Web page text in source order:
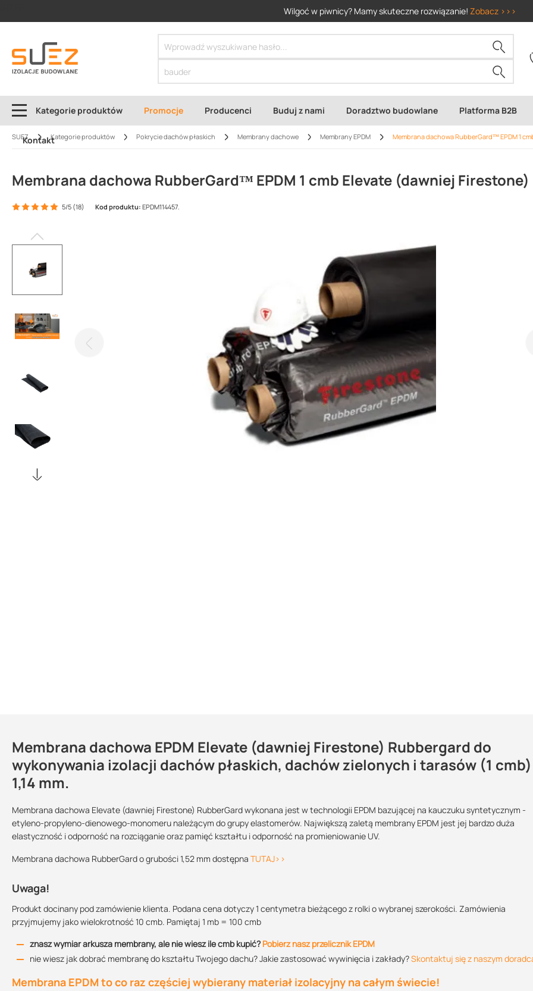
Wilgoć w piwnicy? Mamy skuteczne rozwiązanie! Zobacz >>>
Kategorie produktów Promocje Producenci Buduj z nami Doradztwo budowlane Platforma B2B
Kontakt
SUEZ Kategorie produktów Pokrycie dachów płaskich Membrany dachowe Membrany EPDM Membrana dachowa RubberGard™ EPDM 1
Membrana dachowa RubberGard™ EPDM 1 cmb Elevate (dawniej Firestone)
5/5 (18) Kod produktu: EPDM114457.
Membrana dachowa EPDM Elevate (dawniej Firestone) Rubbergard do
wykonywania izolacji dachów płaskich, dachów zielonych i tarasów (1
1,14 mm.
Membrana dachowa Elevate (dawniej Firestone) RubberGard wykonana jest w technologii EPDM bazującej na kauczuku syntetycznym -
etyleno-propyleno-dienowego-monomeru należącym do grupy elastomerów. Największą zaletą membrany EPDM jest jej bardzo duża
elastyczność i odporność na rozciąganie oraz pamięć kształtu i odporność na promieniowanie UV.
Membrana dachowa RubberGard o grubości 1,52 mm dostępna TUTAJ>>
Uwaga!
Produkt docinany pod zamówienie klienta. Podana cena dotyczy 1 centymetra bieżącego z rolki o wybranej szerokości. Zamówienia
przyjmujemy jako wielokrotność 10 cmb. Pamiętaj 1 mb = 100 cmb
znasz wymiar arkusza membrany, ale nie wiesz ile cmb kupić? Pobierz nasz przelicznik EPDM
nie wiesz jak dobrać membranę do kształtu Twojego dachu? Jakie zastosować wywinięcia i zakłady?Skontaktuj się z naszym
Membrana EPDM to co raz częściej wybierany materiał izolacyjny na całym świecie!
Dlaczego warto zainwestować w membranę dachową Firestone
EPDM?
wyjątkowo wytrzymała i odporna na czynniki atmosferyczne, dzięki czemu zdobywa co raz większą popularność na całym świecie
łączenia membrany Firestone są wyjątkowo trwałe dzięki procesowi samowulkanizacji, zachodzącemu pomiędzy warstwami
podczas ich dociskania;
jest ekologiczna - jej wpływ na środowisko naturalne podczas produkcji i użytkowania jest niewielki;
pokrycie stawów
odporna chemicznie m.in na kwaśne deszcze
Czy wiesz, że...
dzisiejszego.
Grubość:
1,14 mm
Ciężar:
1,49 kg/m²
Przechowywanie:
w suchym i chłodnym
miejscu
Kolor:
czarny
Sprzedajemy na:
cmb
Podlega
nie
Szerokość rolki:
252.77 KB
POBIERZ
Instrukcja montażu
Karta techniczna
Kontakt
Skontaktuj się z nami
justyna@suez.com.pl